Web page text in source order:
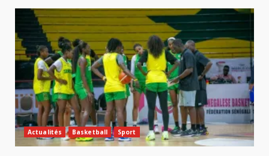
Actualités Basketball Sport